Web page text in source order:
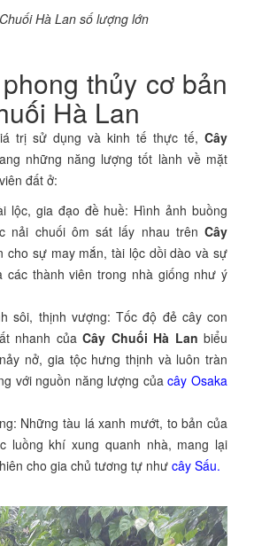
Hà Lan số lượng lớn
thủy cơ bản
Hà Lan
trị sử dụng và kinh tế thực tế, Cây
những năng lượng tốt lành về mặt
đất ở:
lộc, gia đạo đề huề: Hình ảnh buồng
nải chuối ôm sát lấy nhau trên Cây
cho sự may mắn, tài lộc dồi dào và sự
các thành viên trong nhà giống như ý
sôi, thịnh vượng: Tốc độ đẻ cây con
nhanh củaCây Chuối Hà Lan biểu
nở, gia tộc hưng thịnh và luôn tràn
với nguồn năng lượng củacây Osaka
Những tàu lá xanh mướt, to bản của
luồng khí xung quanh nhà, mang lại
cho gia chủ tương tự như cây Sấu.